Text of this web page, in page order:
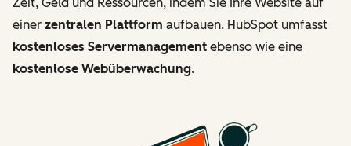
einer zentralen Plattform aufbauen. HubSpot umfasst
kostenloses Servermanagement ebenso wie eine
kostenlose Webüberwachung.